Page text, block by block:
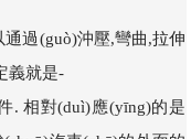
過(guò)沖壓,彎曲,拉伸
義就是-
相對(duì)應(yīng)的是